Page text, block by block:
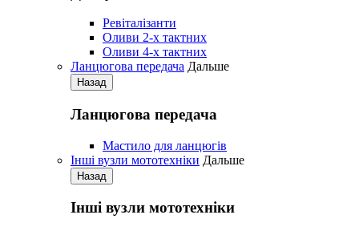
Pевіталізанти
Оливи 2-х тактних
Оливи 4-х тактних
Ланцюгова передача Дальше
Назад
Ланцюгова передача
Мастило для ланцюгів
Iнші вузли мототехніки Дальше
Назад
Iнші вузли мототехніки